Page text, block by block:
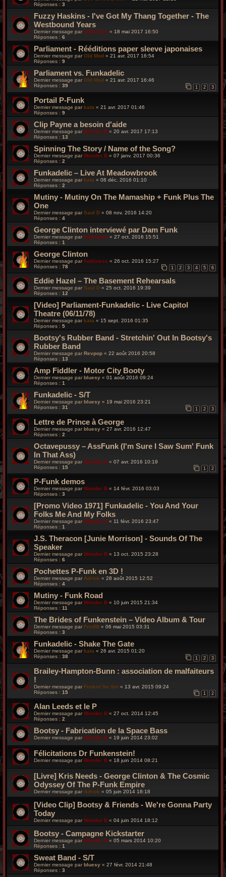
Réponses : 3
Fuzzy Haskins - I've Got My Thang Together - The
Westbound Years
Dernier message par funkiness « 18 mai 2017 16:50
Réponses : 6
Parliament - Rééditions paper sleeve japonaises
Dernier message parOld Mod « 21 avr. 2017 16:54
Réponses : 9
Parliament vs. Funkadelic
Dernier message par Old Mod « 21 avr. 2017 16:46
Réponses : 39 1 2 3
Portail P-Funk
Dernier message parkata « 21 avr. 2017 01:46
Réponses : 9
Clip Payne a besoin d'aide
Dernier message par Wonder B « 20 avr. 2017 17:13
Réponses : 13
Spinning The Story / Name of the Song?
Dernier message parWonder B « 07 janv. 2017 00:36
Réponses : 2
Funkadelic – Live At Meadowbrook
Dernier message par kata « 08 déc. 2016 01:10
Réponses : 2
Mutiny - Mutiny On The Mamaship + Funk Plus The
One
Dernier message par Saul D « 08 nov. 2016 14:20
Réponses : 4
George Clinton interviewé par Dam Funk
Dernier message par funkiness « 27 oct. 2016 15:51
Réponses : 1
George Clinton
Dernier message parfunkiness « 26 oct. 2016 15:27
Réponses : 78 1 2 3 4 5 6
Eddie Hazel – The Basement Rehearsals
Dernier message par Saul D « 25 oct. 2016 19:39
Réponses : 12
[Video] Parliament-Funkadelic - Live Capitol
Theatre (06/11/78)
Dernier message par kata « 15 sept. 2016 01:35
Réponses : 5
Bootsy's Rubber Band - Stretchin' Out In Bootsy's
Rubber Band
Dernier message par Revpop « 22 août 2016 20:58
Réponses : 13
Amp Fiddler - Motor City Booty
Dernier message parbluesy « 01 août 2016 09:24
Réponses : 1
Funkadelic - S/T
Dernier message par bluesy « 19 mai 2016 23:21
Réponses : 31 1 2 3
Lettre de Prince à George
Dernier message parbluesy « 27 avr. 2016 12:47
Réponses : 2
Octavepussy – AssFunk (I'm Sure I Saw Sum' Funk
In That Ass)
Dernier message par Wonder B « 07 avr. 2016 10:19
Réponses : 15 1 2
P-Funk demos
Dernier message parWonder B « 14 févr. 2016 03:03
Réponses : 3
[Promo Video 1971] Funkadelic - You And Your
Folks Me And My Folks
Dernier message par Wonder B « 11 févr. 2016 23:47
Réponses : 1
J.S. Theracon [Junie Morrison] - Sounds Of The
Speaker
Dernier message par Wonder B « 13 oct. 2015 23:28
Réponses : 6
Pochettes P-Funk en 3D !
Dernier message par Adriok « 28 août 2015 12:52
Réponses : 4
Mutiny - Funk Road
Dernier message parWonder B « 10 juin 2015 21:34
Réponses : 11
The Brides of Funkenstein – Video Album & Tour
Dernier message par FredW « 06 mai 2015 03:31
Réponses : 3
Funkadelic - Shake The Gate
Dernier message parkata « 26 avr. 2015 01:20
Réponses : 38 1 2 3
Brailey-Hampton-Bunn : association de malfaiteurs
!
Dernier message par Funkin' for fun « 13 avr. 2015 09:24
Réponses : 15 1 2
Alan Leeds et le P
Dernier message parWonder B « 27 oct. 2014 12:45
Réponses : 2
Bootsy - Fabrication de la Space Bass
Dernier message par Wonder B « 19 juin 2014 23:02
Félicitations Dr Funkenstein!
Dernier message parWonder B « 18 juin 2014 08:21
[Livre] Kris Needs - George Clinton & The Cosmic
Odyssey Of The P-Funk Empire
Dernier message par Adriok « 05 juin 2014 18:18
[Video Clip] Bootsy & Friends - We're Gonna Party
Today
Dernier message par Wonder B « 04 juin 2014 18:12
Bootsy - Campagne Kickstarter
Dernier message par Wonder B « 05 mars 2014 10:20
Réponses : 1
Sweat Band - S/T
Dernier message par bluesy « 27 févr. 2014 21:48
Réponses : 3